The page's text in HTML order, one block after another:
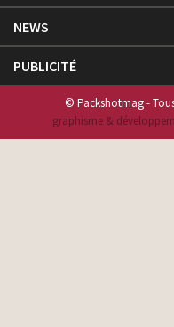
NEWS
PUBLICITÉ
© Packshotmag -
graphisme &